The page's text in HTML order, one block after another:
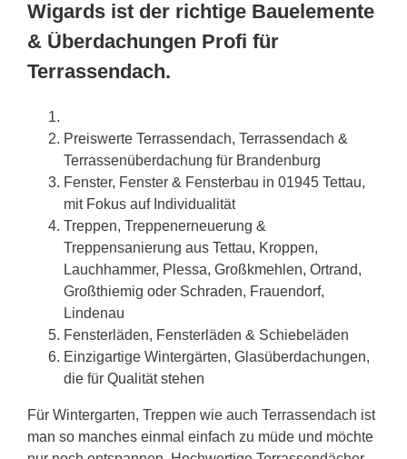
Wigards ist der richtige Bauelemente
& Überdachungen Profi für
Terrassendach.
Preiswerte Terrassendach, Terrassendach &
Terrassenüberdachung für Brandenburg
Fenster, Fenster & Fensterbau in 01945 Tettau,
mit Fokus auf Individualität
Treppen, Treppenerneuerung &
Treppensanierung aus Tettau, Kroppen,
Lauchhammer, Plessa, Großkmehlen, Ortrand,
Großthiemig oder Schraden, Frauendorf,
Lindenau
Fensterläden, Fensterläden & Schiebeläden
Einzigartige Wintergärten, Glasüberdachungen,
die für Qualität stehen
Für Wintergarten, Treppen wie auch Terrassendach ist
man so manches einmal einfach zu müde und möchte